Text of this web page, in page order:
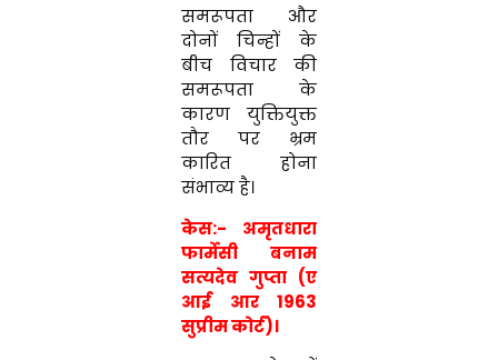
समरूपता और
दोनों चिन्हों के
बीच विचार की
समरूपता के
कारण युक्तियुक्त
तौर पर भ्रम
कारित होना
संभाव्य है।
केस:- अमृतधारा
फार्मेसी बनाम
सत्यदेव गुप्ता (ए
आई आर 1963
सुप्रीम कोर्ट)।